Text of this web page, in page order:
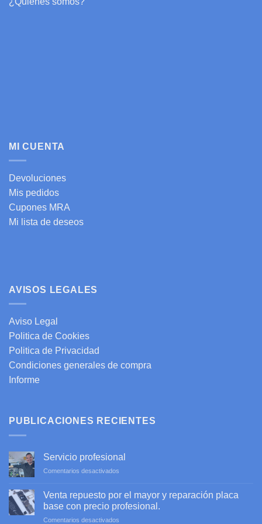
MI CUENTA
Devoluciones
Mis pedidos
Cupones MRA
Mi lista de deseos
AVISOS LEGALES
Aviso Legal
Politica de Cookies
Politica de Privacidad
Condiciones generales de compra
Informe
PUBLICACIONES RECIENTES
Servicio profesional
Comentarios desactivados
profesional
Venta repuesto por el mayor y reparación placa
base con precio profesional.
Comentarios desactivados